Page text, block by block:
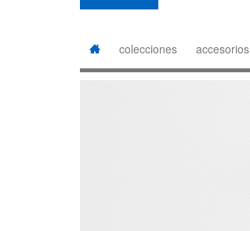
colecciones accesorios